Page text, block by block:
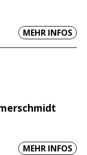
MEHR INFOS
MEHR INFOS